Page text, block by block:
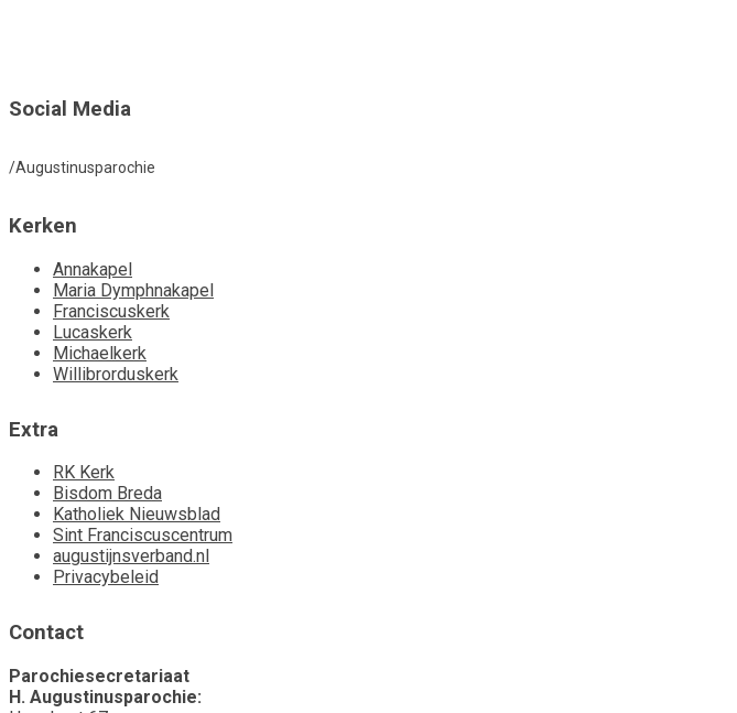
Social Media
/Augustinusparochie
Kerken
Annakapel
Maria Dymphnakapel
Franciscuskerk
Lucaskerk
Michaelkerk
Willibrorduskerk
Extra
RK Kerk
Bisdom Breda
Katholiek Nieuwsblad
Sint Franciscuscentrum
augustijnsverband.nl
Privacybeleid
Contact
Parochiesecretariaat
H. Augustinusparochie: